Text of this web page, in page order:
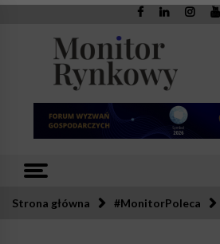
Skip
Strona główna #MonitorPoleca